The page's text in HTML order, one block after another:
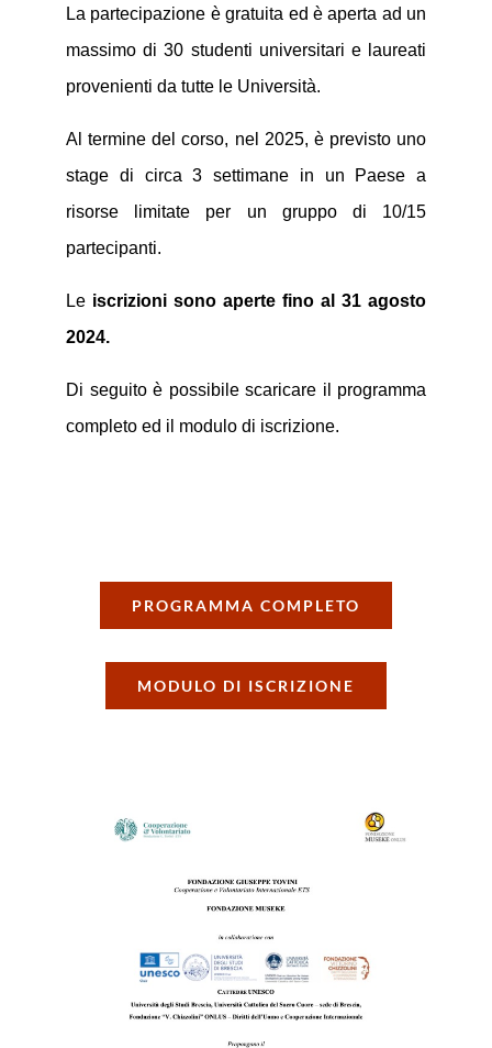
La partecipazione è gratuita ed è aperta ad un
massimo di 30 studenti universitari e laureati
provenienti da tutte le Università.
Al termine del corso, nel 2025, è previsto uno
stage di circa 3 settimane in un Paese a
risorse limitate per un gruppo di 10/15
partecipanti.
Le iscrizioni sono aperte fino al 31 agosto
2024.
Di seguito è possibile scaricare il programma
completo ed il modulo di iscrizione.
PROGRAMMA COMPLETO
MODULO DI ISCRIZIONE